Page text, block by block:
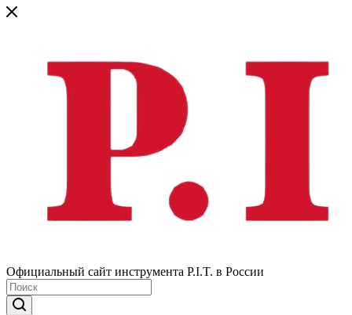
Официальный сайт инструмента P.I.T. в России